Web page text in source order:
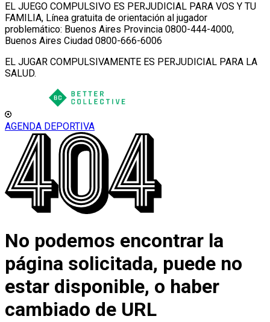
EL JUEGO COMPULSIVO ES PERJUDICIAL PARA VOS Y TU
FAMILIA, Línea gratuita de orientación al jugador
problemático: Buenos Aires Provincia 0800-444-4000,
Buenos Aires Ciudad 0800-666-6006
EL JUGAR COMPULSIVAMENTE ES PERJUDICIAL PARA LA
SALUD.
AGENDA DEPORTIVA
No podemos encontrar la
página solicitada, puede no
estar disponible, o haber
cambiado de URL